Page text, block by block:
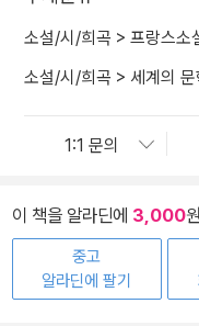
소설/시/희곡 > 프랑스소
소설/시/희곡 > 세계의 문
이 책을 알라딘에 3,000
중고
알라딘에 팔기